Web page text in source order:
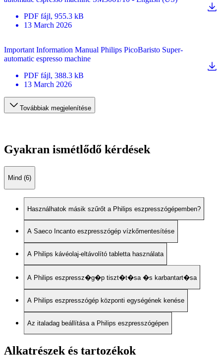
PDF fájl, 955.3 kB
13 March 2026
Important Information Manual Philips PicoBaristo Super-
automatic espresso machine
PDF fájl, 388.3 kB
13 March 2026
Továbbiak megjelenítése
Gyakran ismétlődő kérdések
Mind (6)
Használhatok másik szűrőt a Philips eszpresszógépemben?
A Saeco Incanto eszpresszógép vízkőmentesítése
A Philips kávéolaj-eltávolító tabletta használata
A Philips eszpressz�g�p tiszt�t�sa �s karbantart�sa
A Philips eszpresszógép központi egységének kenése
Az italadag beállítása a Philips eszpresszógépen
Alkatrészek és tartozékok